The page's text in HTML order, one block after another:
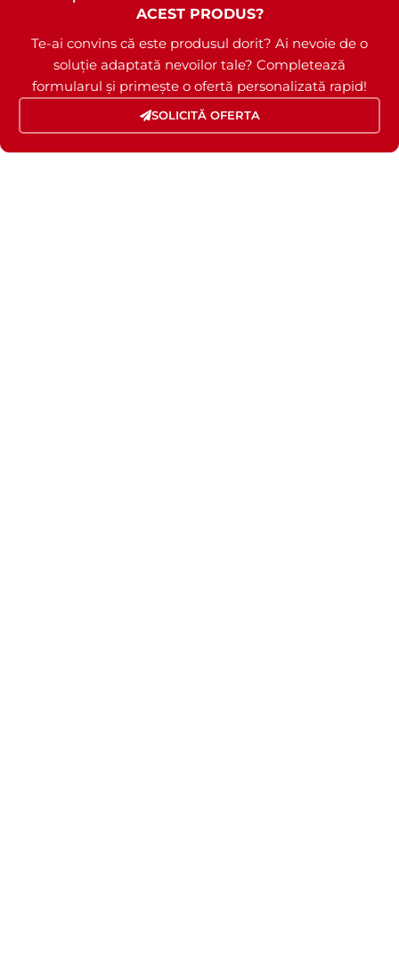
ACEST PRODUS?
Te-ai convins că este produsul dorit? Ai nevoie de o
soluție adaptată nevoilor tale? Completează
formularul și primește o ofertă personalizată rapid!
SOLICITĂ OFERTA